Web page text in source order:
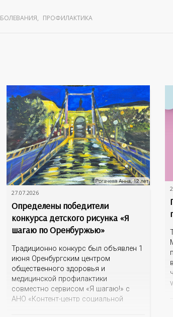
, ПРОФИЛАКТИКА
27.07.2026
Определены победители
конкурса детского рисунка «Я
шагаю по Оренбуржью»
Традиционно конкурс был объявлен 1
июня Оренбургским центром
общественного здоровья и
медицинской профилактики
совместно сервисом «Я шагаю!» с
АНО «Контент-центр социальной